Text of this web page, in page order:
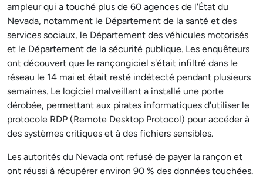
ampleur qui a touché plus de 60 agences de l'État du
Nevada, notamment le Département de la santé et des
services sociaux, le Département des véhicules motorisés
et le Département de la sécurité publique. Les enquêteurs
ont découvert que le rançongiciel s'était infiltré dans le
réseau le 14 mai et était resté indétecté pendant plusieurs
semaines. Le logiciel malveillant a installé une porte
dérobée, permettant aux pirates informatiques d'utiliser le
protocole RDP (Remote Desktop Protocol) pour accéder à
des systèmes critiques et à des fichiers sensibles.
Les autorités du Nevada ont refusé de payer la rançon et
ont réussi à récupérer environ 90 % des données touchées.